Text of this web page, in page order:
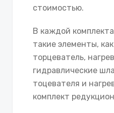
стоимостью.
В каждой
такие элементы,
торцеватель,
гидравлические
тоцевателя и
комплект